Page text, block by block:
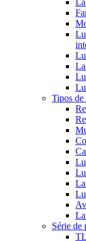
Tipos
Série de